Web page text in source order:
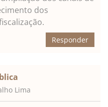
dos
Responder
Lima